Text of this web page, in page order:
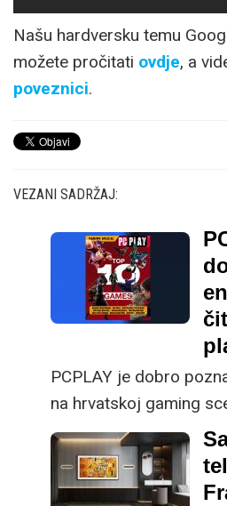
Našu hardversku temu
možete pročitati ovdje, a
poveznici.
VEZANI SADRŽAJ:
PCPLAY je dobro
na hrvatskoj gaming
godina. Ovaj brand se
radionici inovativnih
kao hrvatski gaming